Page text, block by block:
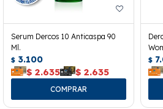
Serum Dercos 10 Anticaspa 90
Ml.
$ 3.100
$ 2.635 $ 2.635
$